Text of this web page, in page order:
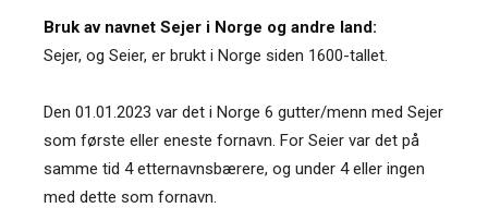
Bruk av navnet Sejer i Norge og andre land:
Sejer, og Seier, er brukt i Norge siden 1600-tallet.
Den 01.01.2023 var det i Norge 6 gutter/menn med Sejer
som første eller eneste fornavn. For Seier var det på
samme tid 4 etternavnsbærere, og under 4 eller ingen
med dette som fornavn.